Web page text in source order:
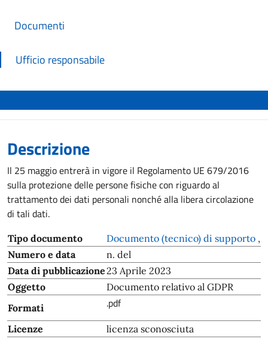
Documenti
Ufficio responsabile
Descrizione
Il 25 maggio entrerà in vigore il Regolamento UE 679/2016
sulla protezione delle persone fisiche con riguardo al
trattamento dei dati personali nonché alla libera circolazione
di tali dati.
Tipo documento Documento (tecnico) di supporto ,
Numero e data
n. del
Data di pubblicazione23 Aprile 2023
Oggetto
Documento relativo al GDPR
Formati
.pdf
Licenze licenza sconosciuta